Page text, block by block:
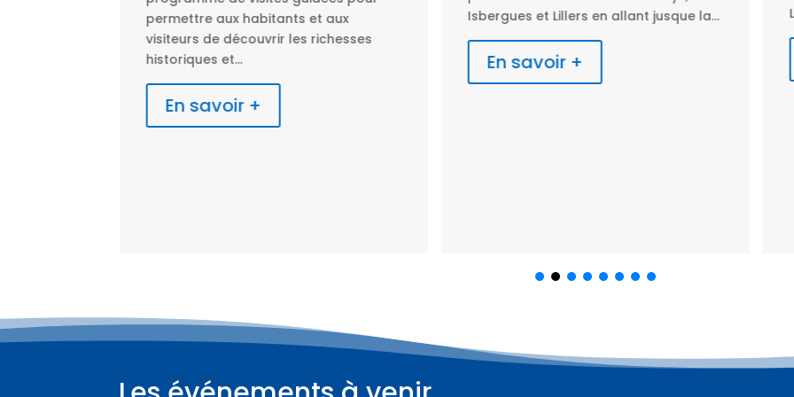
permettre aux habitants et aux
visiteurs de découvrir les richesses
historiques et...
En savoir +
Isbergues et Lillers en allant jusque la...
En savoir +
Plus d'informations Plus d'informations